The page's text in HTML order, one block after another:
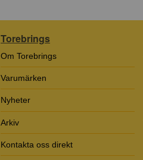
Torebrings
Om Torebrings
Varumärken
Nyheter
Arkiv
Kontakta oss direkt